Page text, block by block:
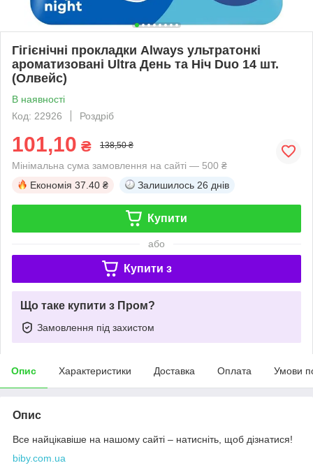
Гігієнічні прокладки Always ультратонкі
ароматизовані Ultra День та Ніч Duo 14 шт.
(Олвейс)
В наявності
Код: 22926
Роздріб
101,10 ₴ 138,50 ₴
Мінімальна сума замовлення на сайті — 500 ₴
Економія 37.40 ₴ Залишилось 26 днів
Купити
або
Купити з
Що таке купити з Пром?
Замовлення під захистом
Опис Характеристики Доставка Оплата Умови
Опис
Все найцікавіше на нашому сайті – натисніть, щоб дізнатися!
biby.com.ua